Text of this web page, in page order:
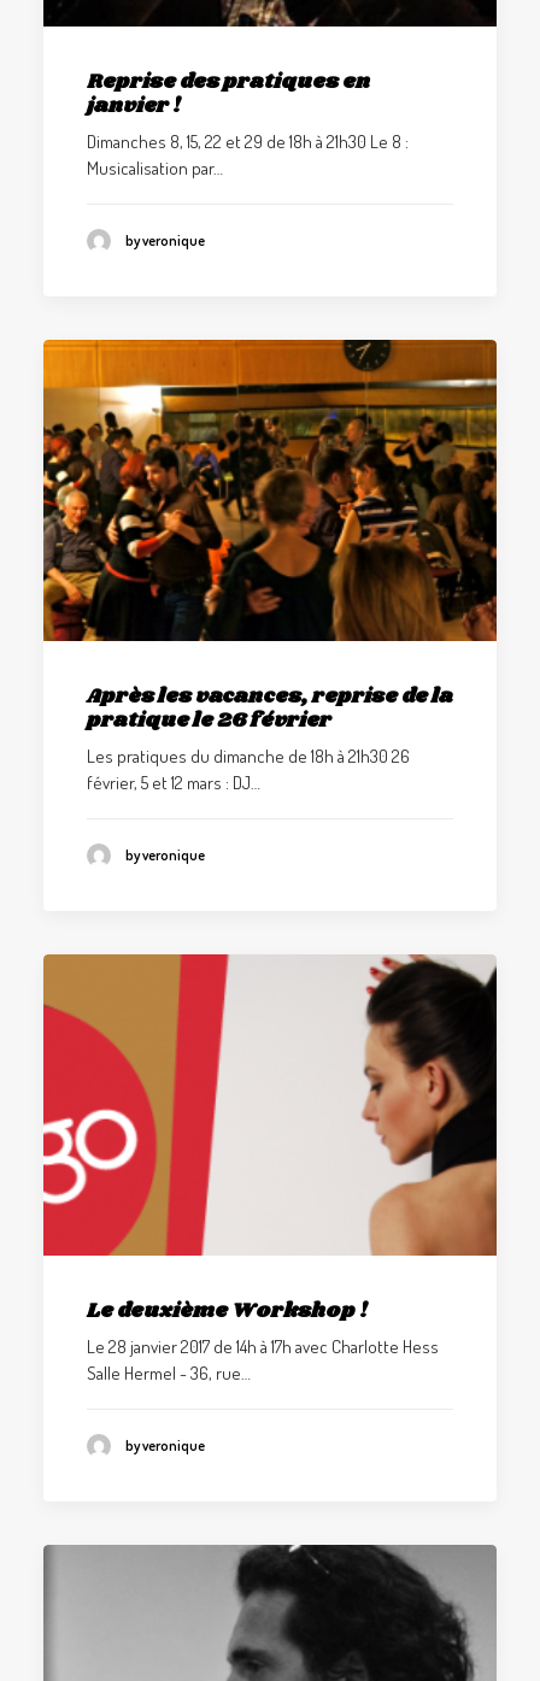
Reprise des pratiques en
janvier !
Dimanches 8, 15, 22 et 29 de 18h à 21h30 Le 8 :
Musicalisation par…
by veronique
Après les vacances, reprise de la
pratique le 26 février
Les pratiques du dimanche de 18h à 21h30 26
février, 5 et 12 mars : DJ…
by veronique
Le deuxième Workshop !
Le 28 janvier 2017 de 14h à 17h avec Charlotte Hess
Salle Hermel - 36, rue…
by veronique